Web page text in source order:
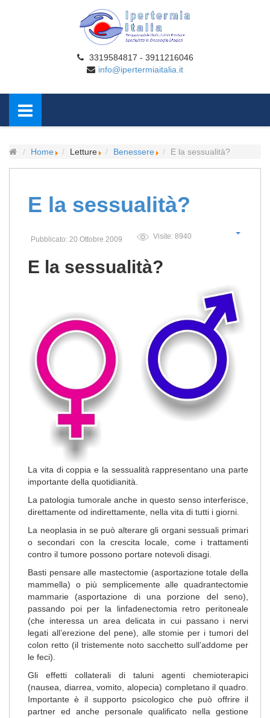
3319584817 - 3911216046
info@ipertermiaitalia.it
Home Letture Benessere E la sessualità?
E la sessualità?
Pubblicato: 20 Ottobre 2009 Visite: 8940
E la sessualità?
La vita di coppia e la sessualità rappresentano una parte
importante della quotidianità.
La patologia tumorale anche in questo senso interferisce,
direttamente od indirettamente, nella vita di tutti i giorni.
La neoplasia in se può alterare gli organi sessuali primari
o secondari con la crescita locale, come i trattamenti
contro il tumore possono portare notevoli disagi.
Basti pensare alle mastectomie (asportazione totale della
mammella) o più semplicemente alle quadrantectomie
mammarie (asportazione di una porzione del seno),
passando poi per la linfadenectomia retro peritoneale
(che interessa un area delicata in cui passano i nervi
legati all’erezione del pene), alle stomie per i tumori del
colon retto (il tristemente noto sacchetto sull’addome per
le feci).
Gli effetti collaterali di taluni agenti chemioterapici
(nausea, diarrea, vomito, alopecia) completano il quadro.
Importante è il supporto psicologico che può offrire il
partner ed anche personale qualificato nella gestione